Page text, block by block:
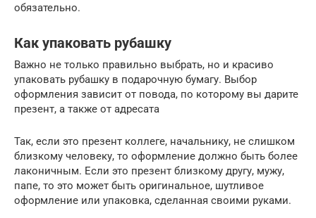
обязательно.
Как упаковать рубашку
Важно не только правильно выбрать, но и красиво
упаковать рубашку в подарочную бумагу. Выбор
оформления зависит от повода, по которому вы дарите
презент, а также от адресата
Так, если это презент коллеге, начальнику, не слишком
близкому человеку, то оформление должно быть более
лаконичным. Если это презент близкому другу, мужу,
папе, то это может быть оригинальное, шутливое
оформление или упаковка, сделанная своими руками.